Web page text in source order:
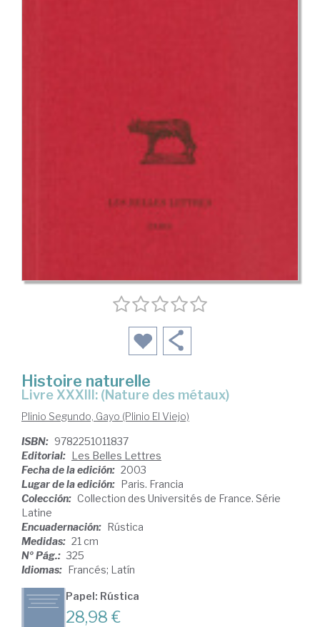
Histoire naturelle
Livre XXXIII: (Nature des métaux)
Plinio Segundo, Gayo (Plinio El Viejo)
ISBN: 9782251011837
Editorial: Les Belles Lettres
Fecha de la edición: 2003
Lugar de la edición: Paris. Francia
Colección: Collection des Universités de France. Série
Latine
Encuadernación: Rústica
Medidas: 21 cm
Nº Pág.: 325
Idiomas: Francés; Latín
Papel: Rústica
28,98 €